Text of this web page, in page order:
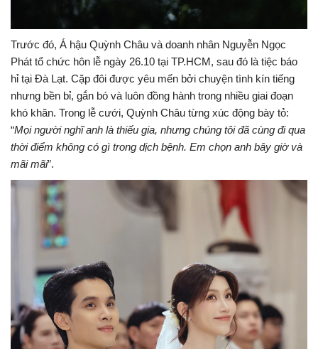
Trước đó, Á hậu Quỳnh Châu và doanh nhân Nguyễn Ngọc
Phát tổ chức hôn lễ ngày 26.10 tại TP.HCM, sau đó là tiệc báo
hỉ tại Đà Lạt. Cặp đôi được yêu mến bởi chuyện tình kín tiếng
nhưng bền bỉ, gắn bó và luôn đồng hành trong nhiều giai đoạn
khó khăn. Trong lễ cưới, Quỳnh Châu từng xúc động bày tỏ:
“Mọi người nghĩ anh là thiếu gia, nhưng chúng tôi đã cùng đi qua
thời điểm không có gì trong dịch bệnh. Em chọn anh bây giờ và
mãi mãi”.